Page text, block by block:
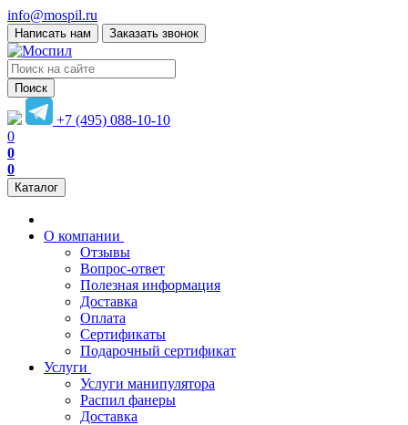
info@mospil.ru
Написать нам Заказать звонок
Поиск
+7 (495) 088-10-10
0
0
0
Каталог
О компании
Отзывы
Вопрос-ответ
Полезная информация
Доставка
Оплата
Сертификаты
Подарочный сертификат
Услуги
Услуги манипулятора
Распил фанеры
Доставка